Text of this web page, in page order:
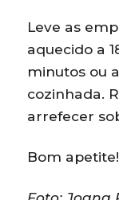
Leve as
aquecido a
minutos ou
cozinhada.
arrefecer
Bom apetite!